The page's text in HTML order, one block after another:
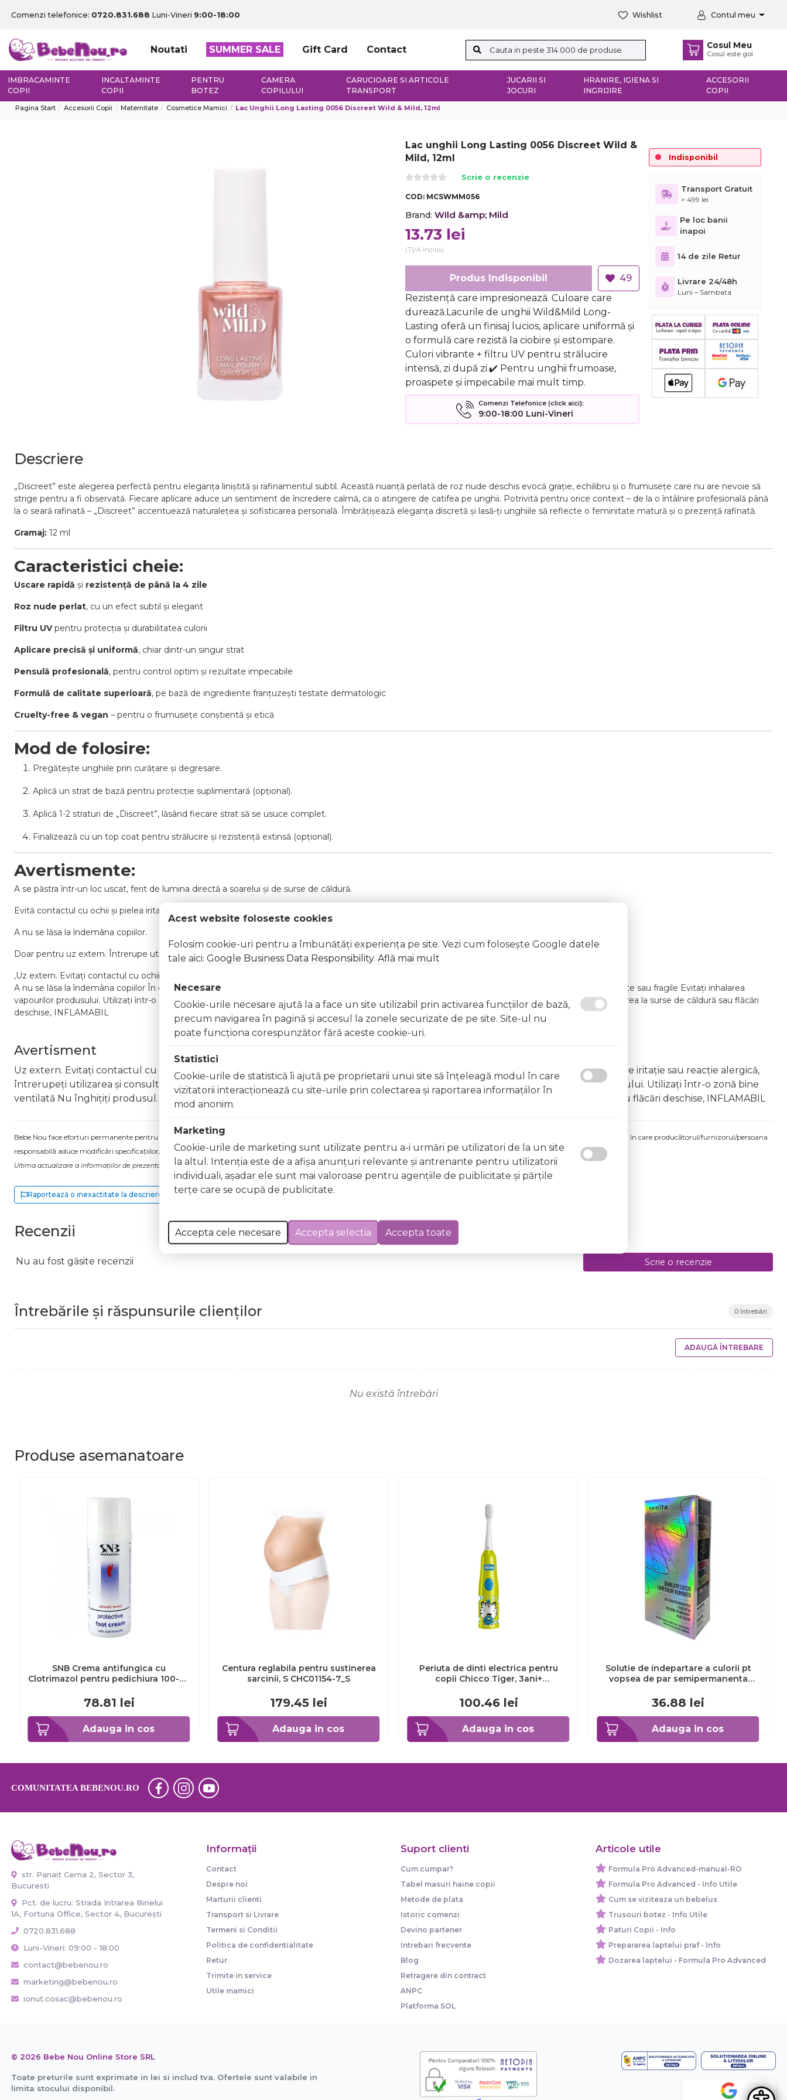
Comenzi telefonice: 0720.831.688 Luni-Vineri 9:00-18:00 Wishlist Contul meu
Noutati SUMMER SALE Gift Card Contact Cosul Meu
Cosul este gol
IMBRACAMINTE
COPII
INCALTAMINTE
COPII
PENTRU
BOTEZ
CAMERA
COPILULUI
CARUCIOARE SI ARTICOLE
TRANSPORT
JUCARII SI
JOCURI
HRANIRE, IGIENA SI
INGRIJIRE
ACCESORII
COPII
Pagina Start Accesorii Copii Maternitate Cosmetice Mamici Lac Unghii Long Lasting 0056 Discreet Wild & Mild, 12ml
Lac unghii Long Lasting 0056 Discreet Wild &
Mild, 12ml
Scrie o recenzie
COD: MCSWMM056
Brand: Wild &amp; Mild
13.73 lei
(TVA inclus)
Produs Indisponibil
49
Rezistență care impresionează. Culoare care
durează.Lacurile de unghii Wild&Mild Long-
Lasting oferă un finisaj lucios, aplicare uniformă și
o formulă care rezistă la ciobire și estompare.
Culori vibrante + filtru UV pentru strălucire
intensă, zi după zi.✔️ Pentru unghii frumoase,
proaspete și impecabile mai mult timp.
Comenzi Telefonice (click aici):
9:00-18:00 Luni-Vineri
Indisponibil
Transport Gratuit
> 499 lei
Pe loc banii
inapoi
14 de zile Retur
Livrare 24/48h
Luni – Sambata
Descriere
„Discreet” este alegerea perfectă pentru eleganța liniștită și rafinamentul subtil. Această nuanță perlată de roz nude deschis evocă grație, echilibru și o frumusețe care nu are nevoie să
strige pentru a fi observată. Fiecare aplicare aduce un sentiment de încredere calmă, ca o atingere de catifea pe unghii. Potrivită pentru orice context – de la o întâlnire profesională până
la o seară rafinată – „Discreet” accentuează naturalețea și sofisticarea personală. Îmbrățișează eleganța discretă și lasă-ți unghiile să reflecte o feminitate matură și o prezență rafinată.
Gramaj: 12 ml
Caracteristici cheie:
Uscare rapidă și rezistență de până la 4 zile
Roz nude perlat, cu un efect subtil și elegant
Filtru UVpentru protecția și durabilitatea culorii
Aplicare precisă și uniformă, chiar dintr-un singur strat
Pensulă profesională, pentru control optim și rezultate impecabile
Formulă de calitate superioară, pe bază de ingrediente franțuzești testate dermatologic
Cruelty-free & vegan – pentru o frumusețe conștientă și etică
Mod de folosire:
Pregătește unghiile prin curățare și degresare.
Aplică un strat de bază pentru protecție suplimentară (opțional).
Aplică 1-2 straturi de „Discreet”, lăsând fiecare strat să se usuce complet.
Finalizează cu un top coat pentru strălucire și rezistență extinsă (opțional).
Avertismente:
A se păstra într-un loc uscat, ferit de lumina directă a soarelui și de surse de căldură.
Evită contactul cu ochii și pielea iritată.
A nu se lăsa la îndemâna copiilor.
Doar pentru uz extern. Întrerupe utilizarea în caz de iritații.
,Uz extern. Evitați contactul cu ochii. În caz de contact, clătiți imediat cu apă din abundență
A nu se lăsa la îndemâna copiilor În caz de iritație sau reacție alergică, întrerupeți utilizarea și consultați un specialist Nu aplicați lacul pe unghii deteriorate sau fragile Evitați inhalarea
vapourilor produsului. Utilizați într-o zonă bine ventilată Nu înghițiți produsul. În caz de ingerare accidentală, consultați imediat un medic Evitați expunerea la surse de căldură sau flăcări
deschise, INFLAMABIL
Avertisment
Uz extern. Evitați contactul cu ochii. În caz de contact, clătiți imediat cu apă din abundențăA nu se lăsa la îndemâna copiilor În caz de iritație sau reacție alergică,
întrerupeți utilizarea și consultați un specialist Nu aplicați lacul pe unghii deteriorate sau fragile Evitați inhalarea vapourilor produsului. Utilizați într-o zonă bine
ventilată Nu înghițiți produsul. În caz de ingerare accidentală, consultați imediat un medic Evitați expunerea la surse de căldură sau flăcări deschise, INFLAMABIL
Bebe Nou face eforturi permanente pentru a păstra informațiile actualizate. Excepții pentru care informațiile prezentate pot fi diferite față de cele ale produsului comandat pot fi acelea în care producătorul/furnizorul/persoana
responsabilă aduce modificări specificațiilor/etichetei acestuia, fără a ne informa în prealabil. În cazul apariției unor diferențe, prevalează informația de pe etichetele produsului fizic.
Ultima actualizare a informațiilor de prezentare pentru Lac unghii Long Lasting 0056 Discreet Wild & Mild, 12ml a fost efectuată la data de 06.08.2026
Raportează o inexactitate la descriere
Recenzii
Nu au fost găsite recenzii Scrie o recenzie
Întrebările și răspunsurile clienților 0 întrebări
ADAUGĂ ÎNTREBARE
Nu există întrebări
Produse asemanatoare
Adauga in cos
SNB Crema antifungica cu
Clotrimazol pentru pedichiura 100-ml
78.81 lei
Adauga in cos
Centura reglabila pentru sustinerea
sarcinii, S CHC01154-7_S
179.45 lei
Adauga in cos
Periuta de dinti electrica pentru
copii Chicco Tiger, 3ani+
100.46 lei
Adauga in cos
Solutie de indepartare a culorii pt
vopsea de par semipermanenta
ml
36.88 lei
COMUNITATEA BEBENOU.RO
str. Panait Cerna 2, Sector 3,
Bucuresti
Pct. de lucru: Strada Intrarea Binelui
1A, Fortuna Office, Sector 4, București
0720.831.688
Luni-Vineri: 09:00 - 18:00
contact@bebenou.ro
marketing@bebenou.ro
ionut.cosac@bebenou.ro
Informaţii
Contact
Despre noi
Marturii clienti
Transport si Livrare
Termeni si Conditii
Politica de confidentialitate
Retur
Trimite in service
Utile mamici
Suport clienti
Cum cumpar?
Tabel masuri haine copii
Metode de plata
Istoric comenzi
Devino partener
Intrebari frecvente
Blog
Retragere din contract
ANPC
Platforma SOL
Articole utile
Formula Pro Advanced-manual-RO
Formula Pro Advanced - Info Utile
Cum se viziteaza un bebelus
Trusouri botez - Info Utile
Paturi Copii - Info
Prepararea laptelui praf - Info
Dozarea laptelui - Formula Pro Advanced
© 2026 Bebe Nou Online Store SRL
Toate preturile sunt exprimate in lei si includ tva. Ofertele sunt valabile in
limita stocului disponibil.
Acest website foloseste cookies
Folosim cookie-uri pentru a îmbunătăți experiența pe site. Vezi cum folosește Google datele
tale aici: Google Business Data Responsibility. Află mai mult
Necesare
Cookie-urile necesare ajută la a face un site utilizabil prin activarea funcţiilor de bază,
precum navigarea în pagină şi accesul la zonele securizate de pe site. Site-ul nu
poate funcţiona corespunzător fără aceste cookie-uri.
Statistici
Cookie-urile de statistică îi ajută pe proprietarii unui site să înţeleagă modul în care
vizitatorii interacţionează cu site-urile prin colectarea şi raportarea informaţiilor în
mod anonim.
Marketing
Cookie-urile de marketing sunt utilizate pentru a-i urmări pe utilizatori de la un site
la altul. Intenţia este de a afişa anunţuri relevante şi antrenante pentru utilizatorii
individuali, aşadar ele sunt mai valoroase pentru agenţiile de puiblicitate şi părţile
terţe care se ocupă de publicitate.
Accepta cele necesare Accepta selectia Accepta toate